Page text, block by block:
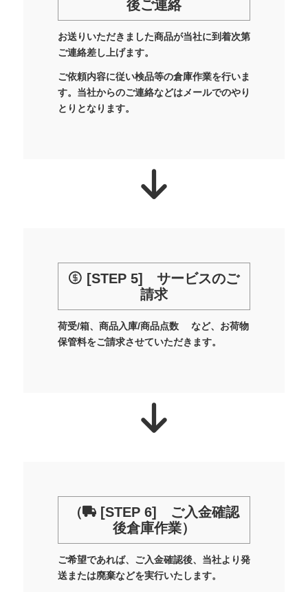
後ご連絡
お送りいただきました商品が当社に到着次第
ご連絡差し上げます。
ご依頼内容に従い検品等の倉庫作業を行いま
す。当社からのご連絡などはメールでのやり
とりとなります。
[STEP 5] サービスのご
請求
荷受/箱、商品入庫/商品点数 など、お荷物
保管料をご請求させていただきます。
（
[STEP 6] ご入金確認
後倉庫作業）
ご希望であれば、ご入金確認後、当社より発
送または廃棄などを実行いたします。